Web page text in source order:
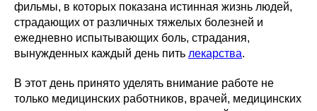
фильмы, в которых показана истинная жизнь людей,
страдающих от различных тяжелых болезней и
ежедневно испытывающих боль, страдания,
вынужденных каждый день пить лекарства.
В этот день принято уделять внимание работе не
только медицинских работников, врачей, медицинских